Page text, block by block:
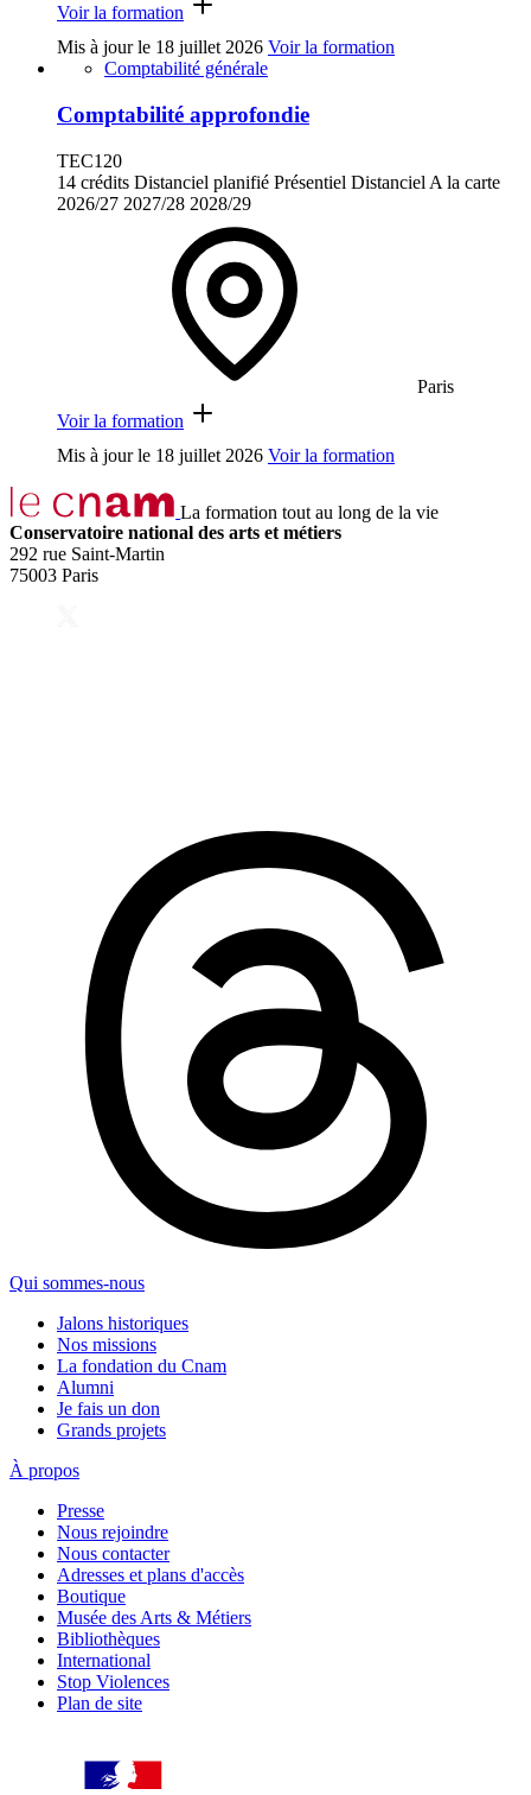
Voir la formation
Mis à jour le 18 juillet 2026 Voir la formation
Comptabilité générale
Comptabilité approfondie
TEC120
14 crédits Distanciel planifié Présentiel Distanciel A la carte
2026/27 2027/28 2028/29
Paris
Voir la formation
Mis à jour le 18 juillet 2026 Voir la formation
La formation tout au long de la vie
Conservatoire national des arts et métiers
292 rue Saint-Martin
75003 Paris
Qui sommes-nous
Jalons historiques
Nos missions
La fondation du Cnam
Alumni
Je fais un don
Grands projets
À propos
Presse
Nous rejoindre
Nous contacter
Adresses et plans d'accès
Boutique
Musée des Arts & Métiers
Bibliothèques
International
Stop Violences
Plan de site